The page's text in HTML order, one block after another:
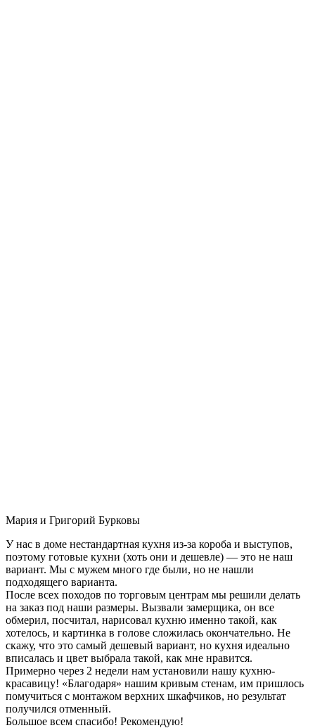
Мария и Григорий Бурковы
У нас в доме нестандартная кухня из-за короба и выступов,
поэтому готовые кухни (хоть они и дешевле) — это не наш
вариант. Мы с мужем много где были, но не нашли
подходящего варианта.
После всех походов по торговым центрам мы решили делать
на заказ под наши размеры. Вызвали замерщика, он все
обмерил, посчитал, нарисовал кухню именно такой, как
хотелось, и картинка в голове сложилась окончательно. Не
скажу, что это самый дешевый вариант, но кухня идеально
вписалась и цвет выбрала такой, как мне нравится.
Примерно через 2 недели нам установили нашу кухню-
красавицу! «Благодаря» нашим кривым стенам, им пришлось
помучиться с монтажом верхних шкафчиков, но результат
получился отменный.
Большое всем спасибо! Рекомендую!